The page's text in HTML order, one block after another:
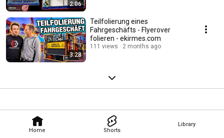
Home Shorts
Library
2:06
3:28
Teilfolierung eines
Fahrgeschäfts - Flyerover
folieren - ekirmes.com
111 views 2 months ago